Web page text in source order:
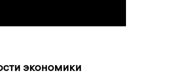
экономики